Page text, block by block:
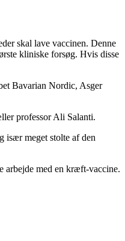
skal lave vaccinen. Denne
kliniske forsøg. Hvis disse
Bavarian Nordic, Asger
professor Ali Salanti.
især meget stolte af den
arbejde med en kræft-vaccine.